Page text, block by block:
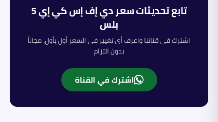
تابع تحديثات سعردي إف إس كي إي 5
بلس
اشترك في قناتنا واعرف أي تغيير في السعر أول بأول، مجاناً
بدون التزام
اشترك في القناة